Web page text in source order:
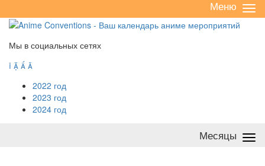
/
Меню
Мы в социальных сетях
   
2022 год
2023 год
2024 год
Месяцы